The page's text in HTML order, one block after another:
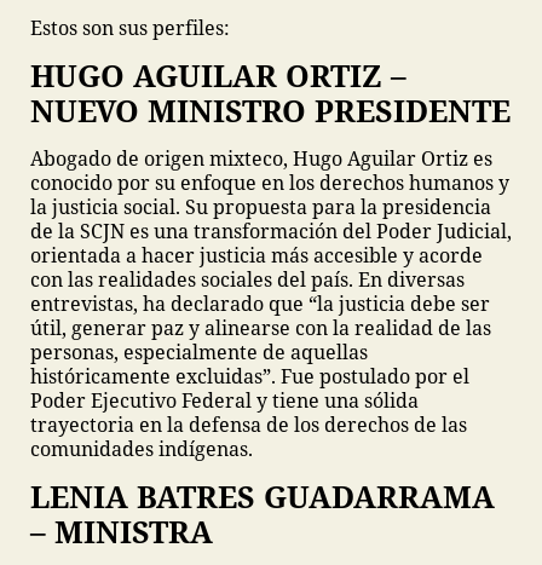
Estos son sus perfiles:
HUGO AGUILAR ORTIZ –
NUEVO MINISTRO PRESIDENTE
Abogado de origen mixteco, Hugo Aguilar Ortiz es
conocido por su enfoque en los derechos humanos y
la justicia social. Su propuesta para la presidencia
de la SCJN es una transformación del Poder Judicial,
orientada a hacer justicia más accesible y acorde
con las realidades sociales del país. En diversas
entrevistas, ha declarado que “la justicia debe ser
útil, generar paz y alinearse con la realidad de las
personas, especialmente de aquellas
históricamente excluidas”. Fue postulado por el
Poder Ejecutivo Federal y tiene una sólida
trayectoria en la defensa de los derechos de las
comunidades indígenas.
LENIA BATRES GUADARRAMA
– MINISTRA